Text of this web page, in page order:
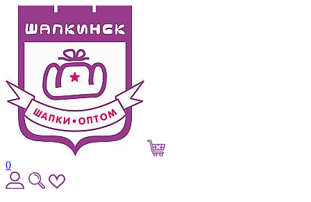
0